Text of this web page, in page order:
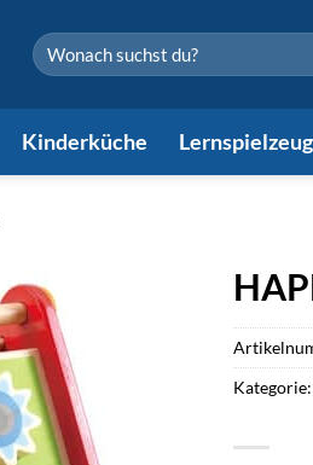
Suchen
nach:
Kinderküche Lernspielzeug
Kategorie: